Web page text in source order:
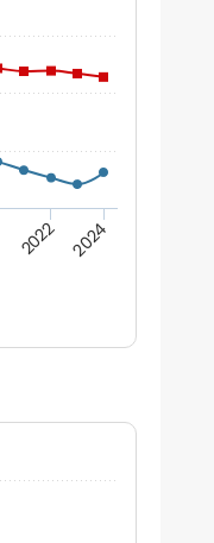
2022 2024